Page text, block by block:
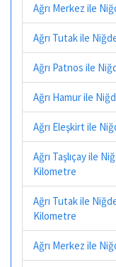
Ağrı Merkez ile
Ağrı Tutak ile
Ağrı Patnos ile
Ağrı Hamur ile
Ağrı Eleşkirt ile
Ağrı Taşlıçay ile
Kilometre
Ağrı Tutak ile
Kilometre
Ağrı Merkez ile